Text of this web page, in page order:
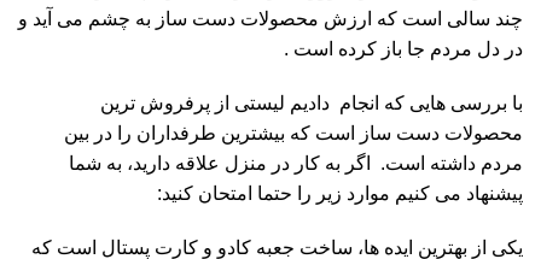
چند سالی است که ارزش محصولات دست ساز به چشم می آید و
در دل مردم جا باز کرده است .
با بررسی هایی که انجام دادیم لیستی از پرفروش ترین
محصولات دست ساز است که بیشترین طرفداران را در بین
مردم داشته است. اگر به کار در منزل علاقه دارید، به شما
پیشنهاد می کنیم موارد زیر را حتما امتحان کنید:
یکی از بهترین ایده ها، ساخت جعبه کادو و کارت پستال است که